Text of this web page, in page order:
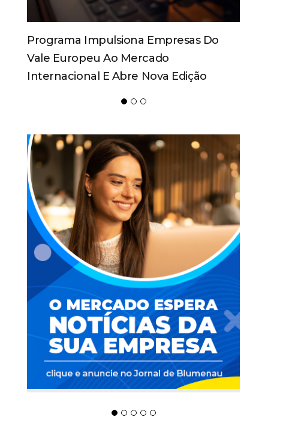
Programa Impulsiona Empresas Do
Vale Europeu Ao Mercado
Internacional E Abre Nova Edição